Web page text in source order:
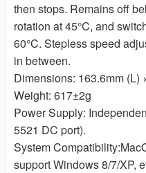
then stops. Remains off
rotation at 45°C, and
60°C. Stepless speed
in between.
Dimensions: 163.6mm (L)
Weight: 617±2g
Power Supply:
5521 DC port).
System
support Windows 8/7/XP,